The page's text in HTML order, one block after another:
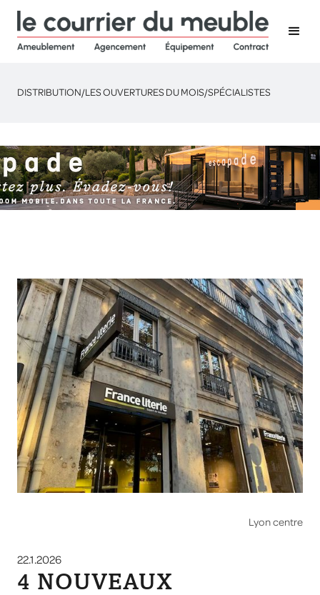
DISTRIBUTION/LES OUVERTURES DU MOIS/SPÉCIALISTES
Lyon centre
22.1.2026
4 NOUVEAUX